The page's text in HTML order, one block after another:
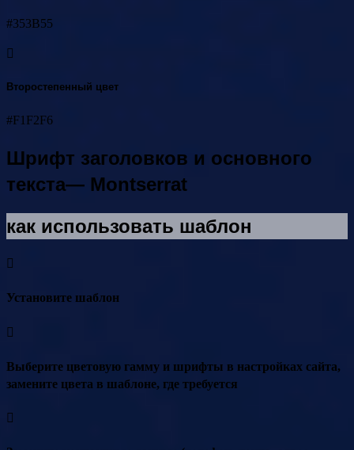
#353B55
Второстепенный цвет
#F1F2F6
Шрифт заголовков и основного
текста— Montserrat
как использовать шаблон
Установите шаблон
Выберите цветовую гамму и шрифты в настройках сайта,
замените цвета в шаблоне, где требуется